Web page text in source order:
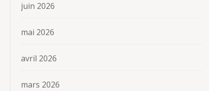
juin 2026
mai 2026
avril 2026
mars 2026